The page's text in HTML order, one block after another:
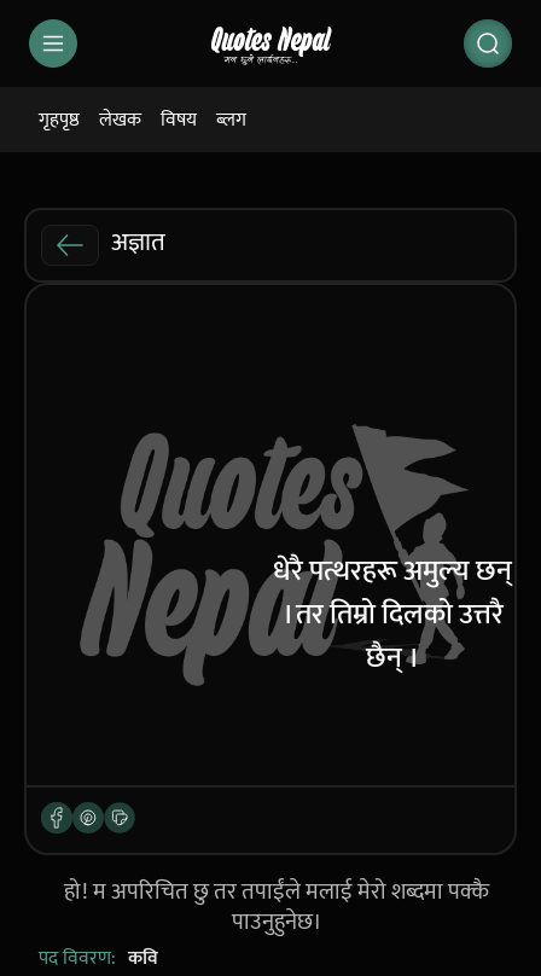
गृहपृष्ठ लेखक विषय ब्लग
अज्ञात
धेरै पत्थरहरू अमुल्य छन्
। तर तिम्रो दिलको उत्तरै
छैन् ।
हो! म अपरिचित छु तर तपाईंले मलाई मेरो शब्दमा पक्कै
पाउनुहुनेछ।
पद विवरण: कवि